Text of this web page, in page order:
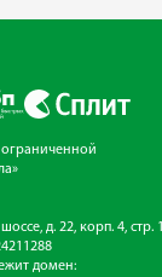
д. 22, корп. 4, стр. 1
домен: